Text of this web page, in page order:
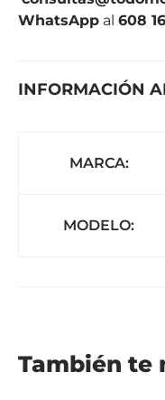
WhatsApp al 608
INFORMACIÓN
MARCA:
MODELO:
También te